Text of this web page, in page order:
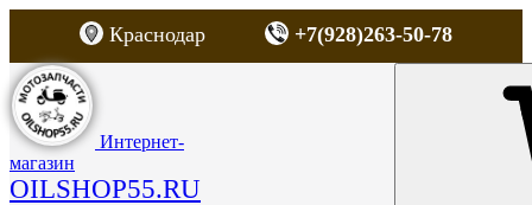
Краснодар +7(928)263-50-78
Интернет-
магазин
OILSHOP55.RU